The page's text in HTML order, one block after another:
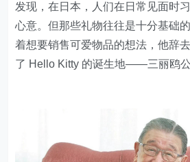
发现，在日本，人们在日常见面时
心意。但那些礼物往往是十分基础
着想要销售可爱物品的想法，他辞
了 Hello Kitty 的诞生地——三丽鸥公